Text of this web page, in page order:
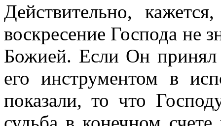
Действительно,
воскресение Господа не
Божией. Если Он принял
его инструментом в
показали, то что